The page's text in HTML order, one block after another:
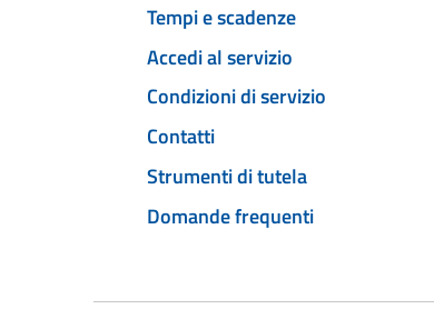
Tempi e scadenze
Accedi al servizio
Condizioni di servizio
Contatti
Strumenti di tutela
Domande frequenti